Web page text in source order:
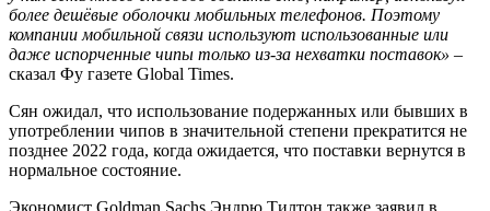
более дешёвые оболочки мобильных телефонов. Поэтому
компании мобильной связи используют использованные или
даже испорченные чипы только из-за нехватки поставок» –
сказал Фу газете Global Times.
Сян ожидал, что использование подержанных или бывших в
употреблении чипов в значительной степени прекратится не
позднее 2022 года, когда ожидается, что поставки вернутся в
нормальное состояние.
Экономист Goldman Sachs Эндрю Тилтон также заявил в